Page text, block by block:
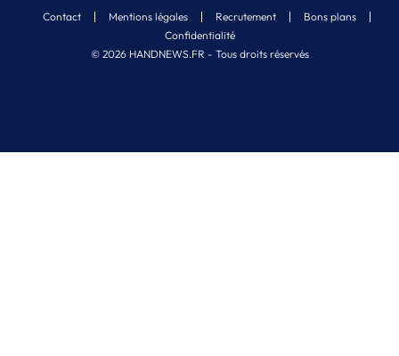
© 2026 HANDNEWS.FR - Tous droits réservés
Contact Mentions légales Recrutement
Bons plans
Confidentialité